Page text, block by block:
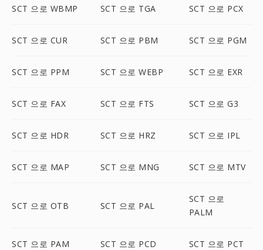
SCT 으로 WBMP SCT 으로 TGA SCT 으로 PCX
SCT 으로 CUR SCT 으로 PBM SCT 으로 PGM
SCT 으로 PPM SCT 으로 WEBP SCT 으로 EXR
SCT 으로 FAX SCT 으로 FTS SCT 으로 G3
SCT 으로 HDR SCT 으로 HRZ SCT 으로 IPL
SCT 으로 MAP SCT 으로 MNG SCT 으로 MTV
SCT 으로 OTB SCT 으로 PAL
SCT 으로
PALM
SCT 으로 PAM SCT 으로 PCD SCT 으로 PCT